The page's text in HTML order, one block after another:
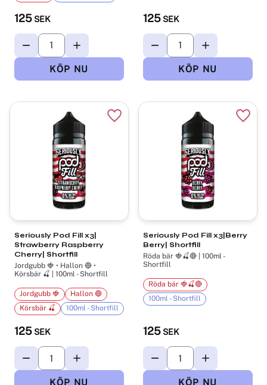
125 SEK 125 SEK
Seriously Pod Fill x3|
Strawberry Raspberry
Cherry| Shortfill
Jordgubb 🍓 • Hallon 🔵 •
Körsbär 🍒 | 100ml - Shortfill
125 SEK
Jordgubb 🍓
Hallon 🔵
Körsbär 🍒
100ml - Shortfill
Lägg till i favoriter
Seriously Pod Fill x3|Berry
Berry| Shortfill
Röda bär 🍓🍒🔴 | 100ml -
Shortfill
125 SEK
Röda bär 🍓🍒🔴
100ml - Shortfill